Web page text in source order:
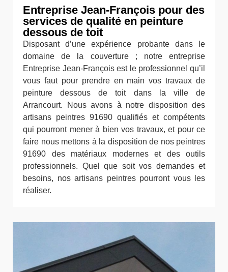
Entreprise Jean-François pour des
services de qualité en peinture
dessous de toit
Disposant d’une expérience probante dans le
domaine de la couverture ; notre entreprise
Entreprise Jean-François est le professionnel qu’il
vous faut pour prendre en main vos travaux de
peinture dessous de toit dans la ville de
Arrancourt. Nous avons à notre disposition des
artisans peintres 91690 qualifiés et compétents
qui pourront mener à bien vos travaux, et pour ce
faire nous mettons à la disposition de nos peintres
91690 des matériaux modernes et des outils
professionnels. Quel que soit vos demandes et
besoins, nos artisans peintres pourront vous les
réaliser.